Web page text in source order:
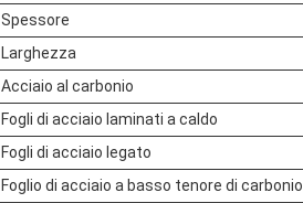
Spessore
Larghezza
Acciaio al carbonio
Fogli di acciaio laminati a caldo
Fogli di acciaio legato
Foglio di acciaio a basso tenore di carbonio